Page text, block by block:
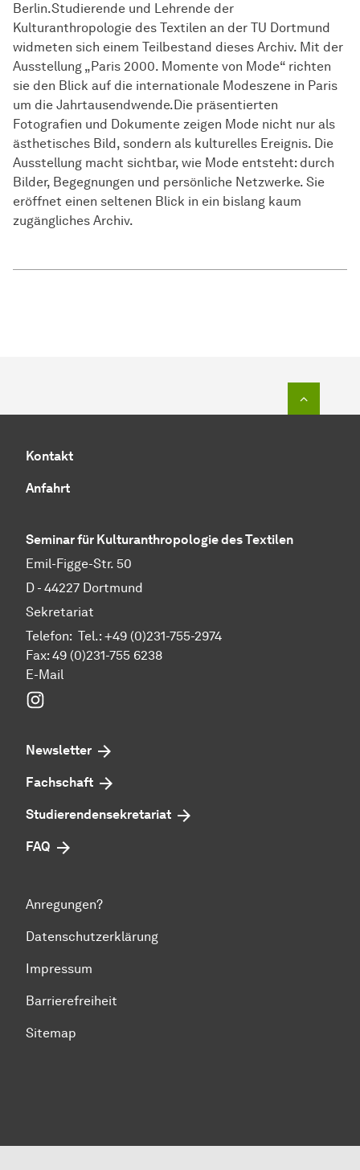
Berlin.Studierende und Lehrende der
Kulturanthropologie des Textilen an der TU Dortmund
widmeten sich einem Teilbestand dieses Archiv. Mit der
Ausstellung „Paris 2000. Momente von Mode“ richten
sie den Blick auf die internationale Modeszene in Paris
um die Jahrtausendwende.Die präsentierten
Fotografien und Dokumente zeigen Mode nicht nur als
ästhetisches Bild, sondern als kulturelles Ereignis. Die
Ausstellung macht sichtbar, wie Mode entsteht: durch
Bilder, Begegnungen und persönliche Netzwerke. Sie
eröffnet einen seltenen Blick in ein bislang kaum
zugängliches Archiv.
Kontakt
Anfahrt
Seminar für Kulturanthropologie des Textilen
Emil-Figge-Str. 50
D - 44227 Dort­mund
Sekretariat
Telefon: Tel.: +49 (0)231-755-2974
Fax: 49 (0)231-755 6238
E-Mail
Newsletter
Fachschaft
Studierendensekretariat
FAQ
Anregungen?
Datenschutzerklärung
Impressum
Barrierefreiheit
Sitemap